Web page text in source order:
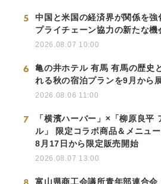
5
中国と米国の経済界が関係を強
プライチェーン協力の新たな機
2026.08.07 10:00
6
亀の井ホテル 有馬 有馬の歴史
れる秋の宿泊プランを9月から
2026.08.06 11:00
7
「横濱ハーバー」×「柳原良平
ル」 限定コラボ商品＆メニュ
8月17日から限定販売開始
2026.08.07 13:00
富山県商工会議所青年部連合会